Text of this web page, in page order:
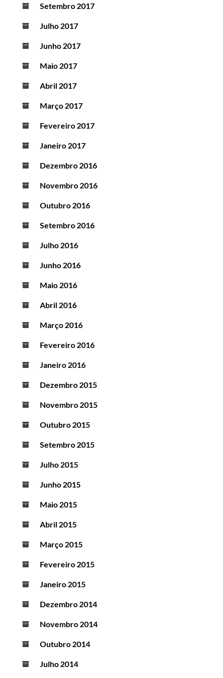
Setembro 2017
Julho 2017
Junho 2017
Maio 2017
Abril 2017
Março 2017
Fevereiro 2017
Janeiro 2017
Dezembro 2016
Novembro 2016
Outubro 2016
Setembro 2016
Julho 2016
Junho 2016
Maio 2016
Abril 2016
Março 2016
Fevereiro 2016
Janeiro 2016
Dezembro 2015
Novembro 2015
Outubro 2015
Setembro 2015
Julho 2015
Junho 2015
Maio 2015
Abril 2015
Março 2015
Fevereiro 2015
Janeiro 2015
Dezembro 2014
Novembro 2014
Outubro 2014
Julho 2014